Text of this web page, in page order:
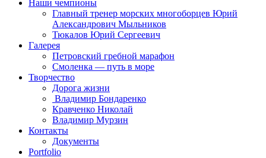
Наши чемпионы
Главный тренер морских многоборцев Юрий
Александрович Мыльников
Тюкалов Юрий Сергеевич
Галерея
Петровский гребной марафон
Смоленка — путь в море
Творчество
Дорога жизни
Владимир Бондаренко
Кравченко Николай
Владимир Мурзин
Контакты
Документы
Portfolio